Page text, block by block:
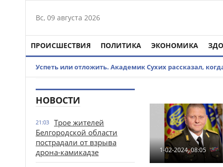
Вс, 09 августа 2026
ПРОИСШЕСТВИЯ ПОЛИТИКА ЭКОНОМИКА
Успеть или отложить. Академик Сухих рассказал,
НОВОСТИ
21:03
Трое жителей
Белгородской области
пострадали от взрыва
дрона-камикадзе
1-02-2024, 08:05